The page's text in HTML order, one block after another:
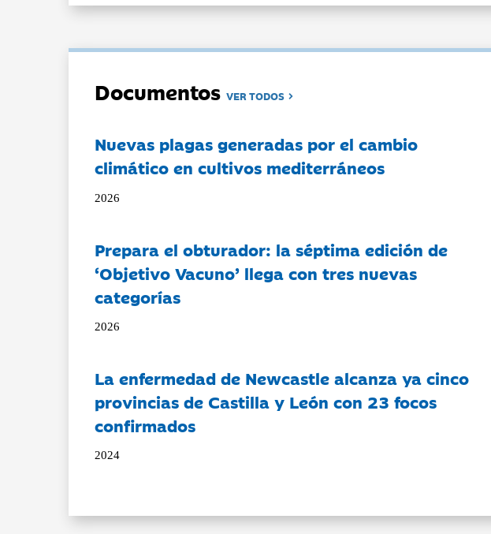
DocumentosVER TODOS
Nuevas plagas generadas por el cambio
climático en cultivos mediterráneos
2026
Prepara el obturador: la séptima edición de
‘Objetivo Vacuno’ llega con tres nuevas
categorías
2026
La enfermedad de Newcastle alcanza ya cinco
provincias de Castilla y León con 23 focos
confirmados
2024